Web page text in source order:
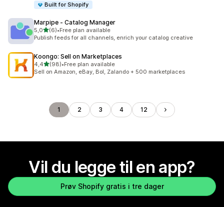
Built for Shopify
Marpipe ‑ Catalog Manager
5,0av 5 stjerner
(6)
Totalt 6 omtaler
•Free plan available
Publish feeds for all channels, enrich your catalog creative
Koongo: Sell on Marketplaces
4,4av 5 stjerner
(98)
Totalt 98 omtaler
•Free plan available
Sell on Amazon, eBay, Bol, Zalando + 500 marketplaces
1 2 3 4 12
Vil du legge til en app?
Prøv Shopify gratis i tre dager